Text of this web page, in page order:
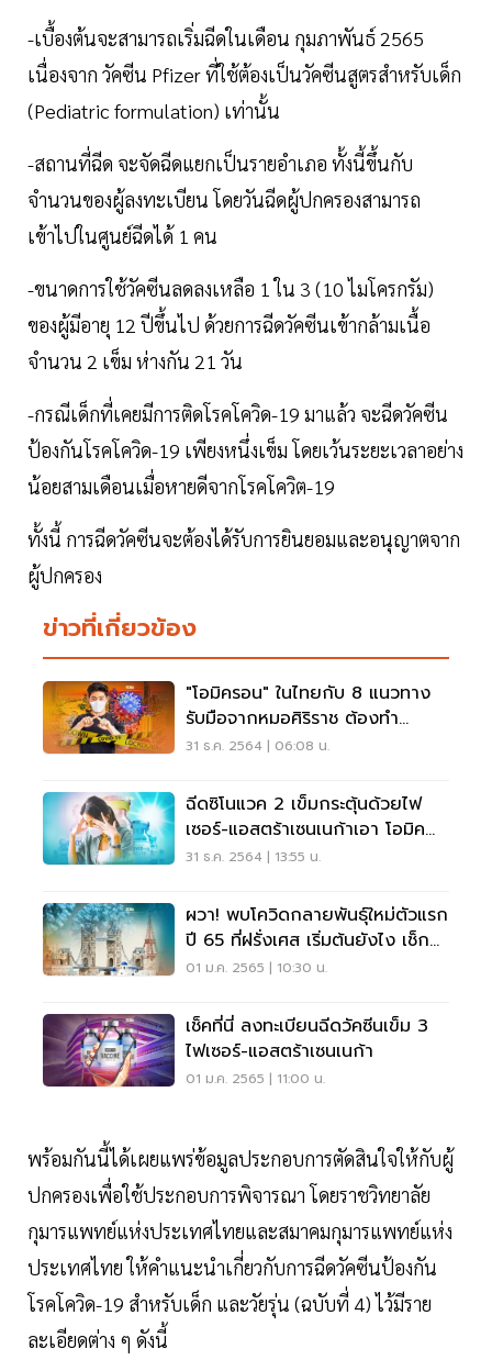
-เบื้องต้นจะสามารถเริ่มฉีดในเดือน กุมภาพันธ์ 2565
เนื่องจาก วัคซีน Pfizer ที่ใช้ต้องเป็นวัคซีนสูตรสำหรับเด็ก
(Pediatric formulation) เท่านั้น
-สถานที่ฉีด จะจัดฉีดแยกเป็นรายอำเภอ ทั้งนี้ขึ้นกับ
จำนวนของผู้ลงทะเบียน โดยวันฉีดผู้ปกครองสามารถ
เข้าไปในศูนย์ฉีดได้ 1 คน
-ขนาดการใช้วัคซีนลดลงเหลือ 1 ใน 3 (10 ไมโครกรัม)
ของผู้มีอายุ 12 ปีขึ้นไป ด้วยการฉีดวัคซีนเข้ากล้ามเนื้อ
จำนวน 2 เข็ม ห่างกัน 21 วัน
-กรณีเด็กที่เคยมีการติดโรคโควิด-19 มาแล้ว จะฉีดวัคซีน
ป้องกันโรคโควิด-19 เพียงหนึ่งเข็ม โดยเว้นระยะเวลาอย่าง
น้อยสามเดือนเมื่อหายดีจากโรคโควิต-19
ทั้งนี้ การฉีดวัคซีนจะต้องได้รับการยินยอมและอนุญาตจาก
ผู้ปกครอง
ข่าวที่เกี่ยวข้อง
"โอมิครอน" ในไทยกับ 8 แนวทาง
รับมือจากหมอศิริราช ต้องทำ
อย่างไรบ้าง เช็กเลย
31 ธ.ค. 2564 | 06:08 น.
ฉีดซิโนแวค 2 เข็มกระตุ้นด้วยไฟ
เซอร์-แอสตร้าเซนเนก้าเอา โอมิค
รอน ไม่อยู่
31 ธ.ค. 2564 | 13:55 น.
ผวา! พบโควิดกลายพันธุ์ใหม่ตัวแรก
ปี 65 ที่ฝรั่งเศส เริ่มต้นยังไง เช็ก
เลย
01 ม.ค. 2565 | 10:30 น.
เช็คที่นี่ ลงทะเบียนฉีดวัคซีนเข็ม 3
ไฟเซอร์-แอสตร้าเซนเนก้า
01 ม.ค. 2565 | 11:00 น.
พร้อมกันนี้ได้เผยแพร่ข้อมูลประกอบการตัดสินใจให้กับผู้
ปกครองเพื่อใช้ประกอบการพิจารณา โดยราชวิทยาลัย
กุมารแพทย์แห่งประเทศไทยและสมาคมกุมารแพทย์แห่ง
ประเทศไทย ให้คำแนะนำเกี่ยวกับการฉีดวัคซีนป้องกัน
โรคโควิด-19 สำหรับเด็ก และวัยรุ่น (ฉบับที่ 4) ไว้มีราย
ละเอียดต่าง ๆ ดังนี้